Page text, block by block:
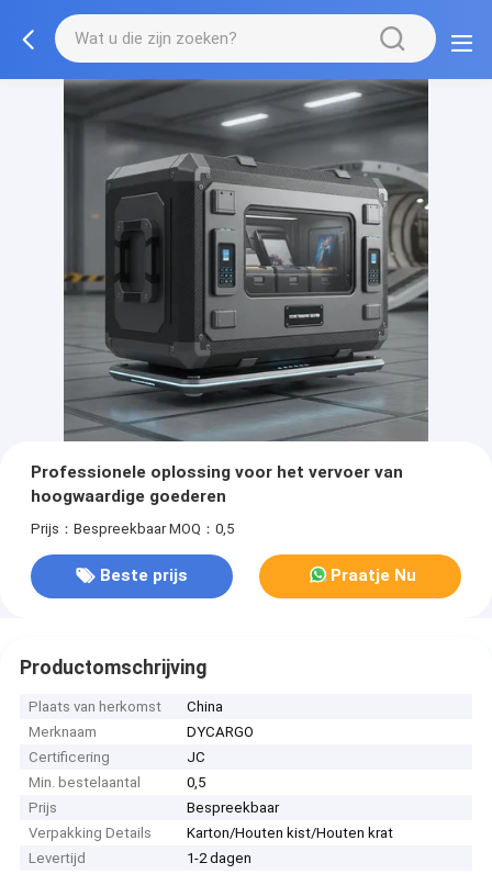
Professionele oplossing voor het vervoer van
hoogwaardige goederen
Prijs：Bespreekbaar MOQ：0,5
Beste prijs Praatje Nu
Productomschrijving
Plaats van herkomst
China
Merknaam
DYCARGO
Certificering
JC
Min. bestelaantal
0,5
Prijs
Bespreekbaar
Verpakking Details
Karton/Houten kist/Houten krat
Levertijd
1-2 dagen